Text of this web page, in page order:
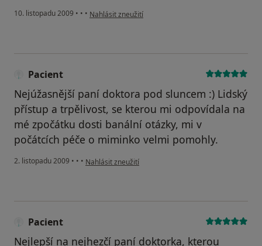
10. listopadu 2009 • • • podle názoru uživatele Váš účet byl odstraněn
Nahlásit zneužití
Pacient
Nejúžasnější paní doktora pod sluncem :) Lidský
přístup a trpělivost, se kterou mi odpovídala na
mé zpočátku dosti banální otázky, mi v
počátcích péče o miminko velmi pomohly.
2. listopadu 2009 • • • podle názoru uživatele Pacient
Nahlásit zneužití
Pacient
Nejlepší na nejhezčí paní doktorka, kterou